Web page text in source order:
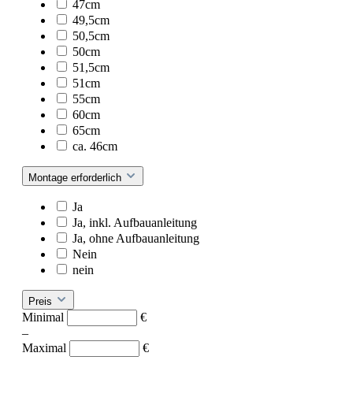
47cm
49,5cm
50,5cm
50cm
51,5cm
51cm
55cm
60cm
65cm
ca. 46cm
Montage erforderlich
Ja
Ja, inkl. Aufbauanleitung
Ja, ohne Aufbauanleitung
Nein
nein
Preis
Minimal
€
–
Maximal
€